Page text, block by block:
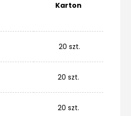
Karton
20 szt.
20 szt.
20 szt.